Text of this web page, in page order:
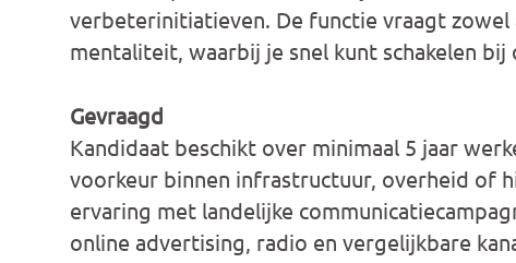
verbeterinitiatieven. De functie vraagt zowel
mentaliteit, waarbij je snel kunt schakelen
Gevraagd
Kandidaat beschikt over minimaal 5 jaar
voorkeur binnen infrastructuur, overheid of
ervaring met landelijke
online advertising, radio en vergelijkbare